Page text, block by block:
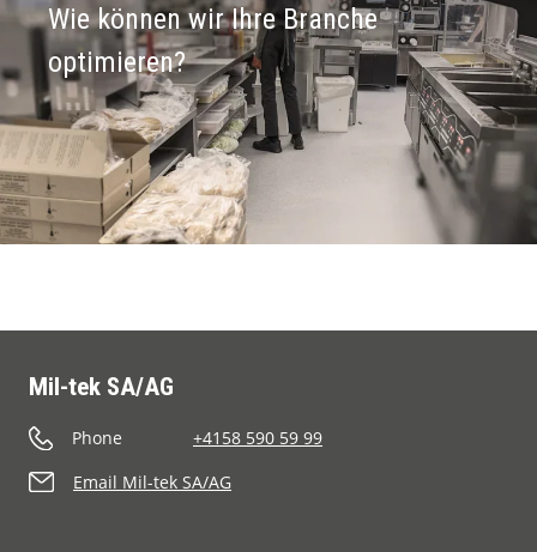
Wie können wir Ihre Branche
optimieren?
Mil-tek SA/AG
Phone
+4158 590 59 99
Email Mil-tek SA/AG